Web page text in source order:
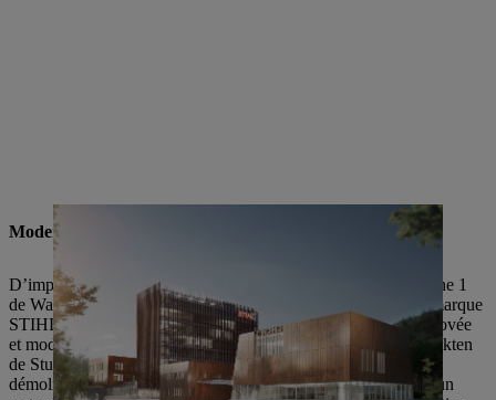
Modernisation et extension importantes
D’importants changements sont à venir, notamment dans l’usine 1
de Waiblingen, sur la Badstraße. Nous y créons l’univers de marque
STIHL avec un musée et une tour de bureaux entièrement rénovée
et modernisée. Ce projet est réalisé par le cabinet BFK Architekten
de Stuttgart. Le bâtiment voisin de l’immeuble sera également
démoli et rénové pour devenir un bâtiment administratif avec un